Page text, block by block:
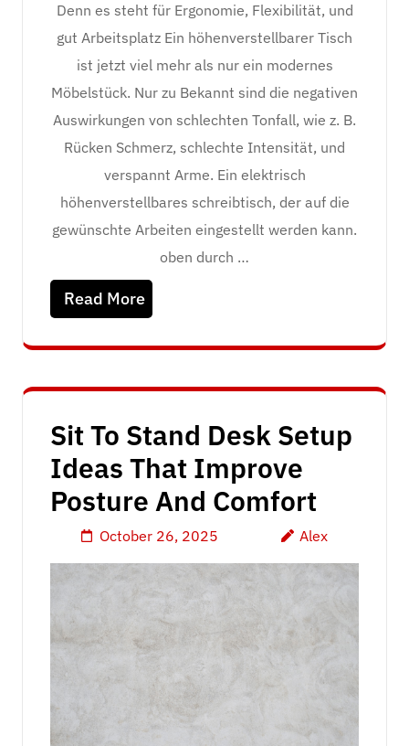
Denn es steht für Ergonomie, Flexibilität, und
gut Arbeitsplatz Ein höhenverstellbarer Tisch
ist jetzt viel mehr als nur ein modernes
Möbelstück. Nur zu Bekannt sind die negativen
Auswirkungen von schlechten Tonfall, wie z. B.
Rücken Schmerz, schlechte Intensität, und
verspannt Arme. Ein elektrisch
höhenverstellbares schreibtisch, der auf die
gewünschte Arbeiten eingestellt werden kann.
oben durch …
Read More
Sit To Stand Desk Setup
Ideas That Improve
Posture And Comfort
October 26, 2025 Alex